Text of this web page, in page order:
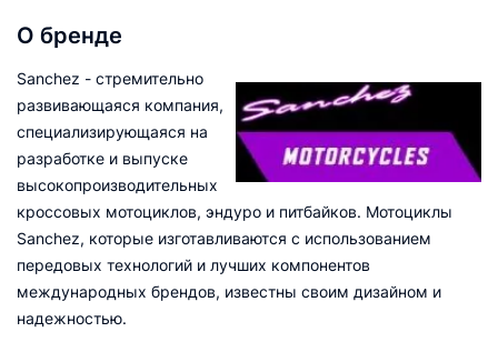
О бренде
Sanchez - стремительно
развивающаяся компания,
специализирующаяся на
разработке и выпуске
высокопроизводительных
кроссовых мотоциклов, эндуро и питбайков. Мотоциклы
Sanchez, которые изготавливаются с использованием
передовых технологий и лучших компонентов
международных брендов, известны своим дизайном и
надежностью.